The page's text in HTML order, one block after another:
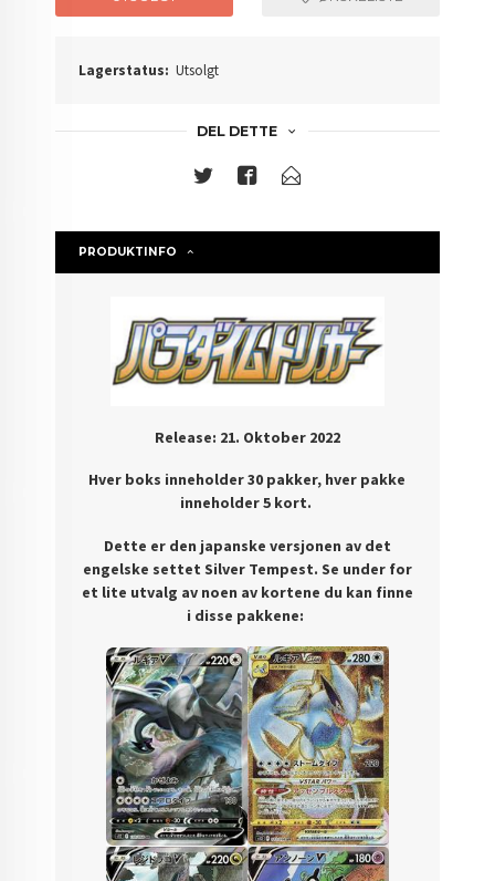
Lagerstatus: Utsolgt
DEL DETTE
PRODUKTINFO
Release: 21. Oktober 2022
Hver boks inneholder 30 pakker, hver pakke
inneholder 5 kort.
Dette er den japanske versjonen av det
engelske settet Silver Tempest. Se under for
et lite utvalg av noen av kortene du kan finne
i disse pakkene: